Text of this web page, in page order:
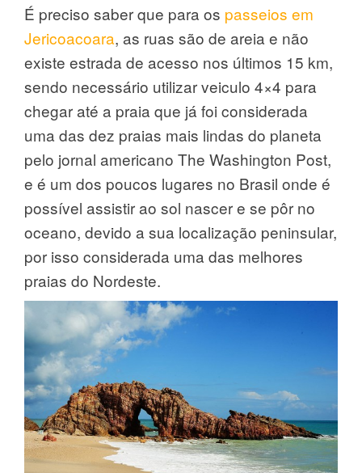
É preciso saber que para os passeios em
Jericoacoara, as ruas são de areia e não
existe estrada de acesso nos últimos 15 km,
sendo necessário utilizar veiculo 4×4 para
chegar até a praia que já foi considerada
uma das dez praias mais lindas do planeta
pelo jornal americano The Washington Post,
e é um dos poucos lugares no Brasil onde é
possível assistir ao sol nascer e se pôr no
oceano, devido a sua localização peninsular,
por isso considerada uma das melhores
praias do Nordeste.